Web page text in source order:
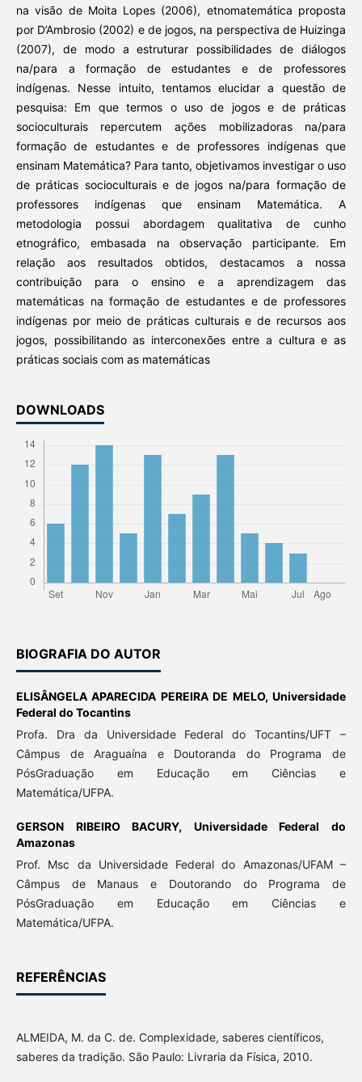
na visão de Moita Lopes (2006), etnomatemática proposta
por D’Ambrosio (2002) e de jogos, na perspectiva de Huizinga
(2007), de modo a estruturar possibilidades de diálogos
na/para a formação de estudantes e de professores
indígenas. Nesse intuito, tentamos elucidar a questão de
pesquisa: Em que termos o uso de jogos e de práticas
socioculturais repercutem ações mobilizadoras na/para
formação de estudantes e de professores indígenas que
ensinam Matemática? Para tanto, objetivamos investigar o uso
de práticas socioculturais e de jogos na/para formação de
professores indígenas que ensinam Matemática. A
metodologia possui abordagem qualitativa de cunho
etnográfico, embasada na observação participante. Em
relação aos resultados obtidos, destacamos a nossa
contribuição para o ensino e a aprendizagem das
matemáticas na formação de estudantes e de professores
indígenas por meio de práticas culturais e de recursos aos
jogos, possibilitando as interconexões entre a cultura e as
práticas sociais com as matemáticas
DOWNLOADS
BIOGRAFIA DO AUTOR
ELISÂNGELA APARECIDA PEREIRA DE MELO,Universidade
Federal do Tocantins
Profa. Dra da Universidade Federal do Tocantins/UFT –
Câmpus de Araguaína e Doutoranda do Programa de
PósGraduação em Educação em Ciências e
Matemática/UFPA.
GERSON RIBEIRO BACURY, Universidade Federal do
Amazonas
Prof. Msc da Universidade Federal do Amazonas/UFAM –
Câmpus de Manaus e Doutorando do Programa de
PósGraduação em Educação em Ciências e
Matemática/UFPA.
REFERÊNCIAS
ALMEIDA, M. da C. de. Complexidade, saberes científicos,
saberes da tradição. São Paulo: Livraria da Física, 2010.